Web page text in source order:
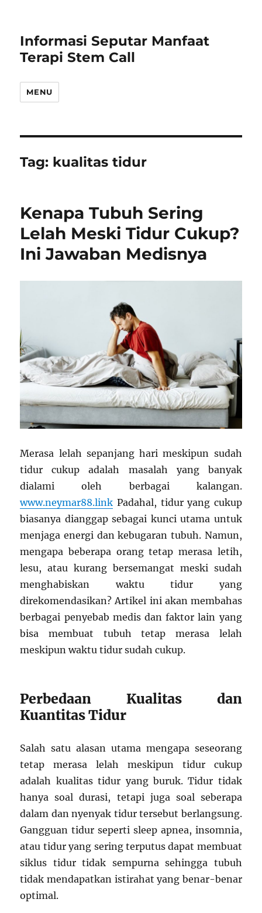
Informasi Seputar Manfaat
Terapi Stem Call
MENU
Tag: kualitas tidur
Kenapa Tubuh Sering
Lelah Meski Tidur Cukup?
Ini Jawaban Medisnya
Merasa lelah sepanjang hari meskipun sudah
tidur cukup adalah masalah yang banyak
dialami oleh berbagai kalangan.
www.neymar88.link Padahal, tidur yang cukup
biasanya dianggap sebagai kunci utama untuk
menjaga energi dan kebugaran tubuh. Namun,
mengapa beberapa orang tetap merasa letih,
lesu, atau kurang bersemangat meski sudah
menghabiskan waktu tidur yang
direkomendasikan? Artikel ini akan membahas
berbagai penyebab medis dan faktor lain yang
bisa membuat tubuh tetap merasa lelah
meskipun waktu tidur sudah cukup.
Perbedaan Kualitas dan
Kuantitas Tidur
Salah satu alasan utama mengapa seseorang
tetap merasa lelah meskipun tidur cukup
adalah kualitas tidur yang buruk. Tidur tidak
hanya soal durasi, tetapi juga soal seberapa
dalam dan nyenyak tidur tersebut berlangsung.
Gangguan tidur seperti sleep apnea, insomnia,
atau tidur yang sering terputus dapat membuat
siklus tidur tidak sempurna sehingga tubuh
tidak mendapatkan istirahat yang benar-benar
optimal.